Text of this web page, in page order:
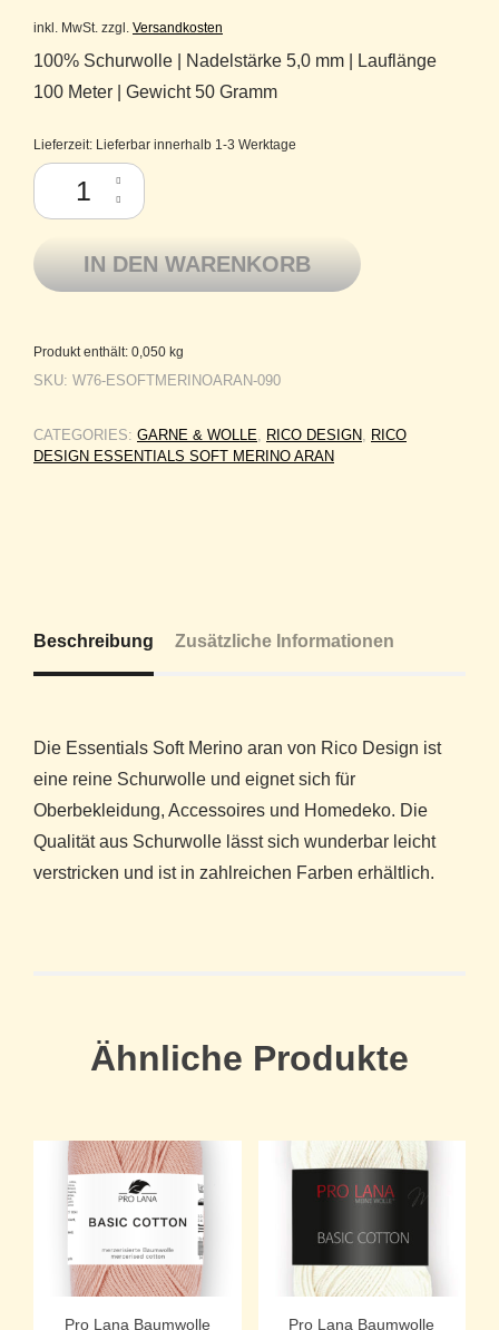
inkl. MwSt. zzgl. Versandkosten
100% Schurwolle | Nadelstärke 5,0 mm | Lauflänge
100 Meter | Gewicht 50 Gramm
Lieferzeit: Lieferbar innerhalb 1-3 Werktage
Rico Design Merino Schurwolle Essentials Soft Merino Aran 090
IN DEN WARENKORB
Produkt enthält: 0,050 kg
SKU: W76-ESOFTMERINOARAN-090
CATEGORIES: GARNE & WOLLE RICO DESIGN RICO
DESIGN ESSENTIALS SOFT MERINO ARAN
Beschreibung Zusätzliche Informationen
Die Essentials Soft Merino aran von Rico Design ist
eine reine Schurwolle und eignet sich für
Oberbekleidung, Accessoires und Homedeko. Die
Qualität aus Schurwolle lässt sich wunderbar leicht
verstricken und ist in zahlreichen Farben erhältlich.
Ähnliche Produkte
Pro Lana Baumwolle
Pro Lana Baumwolle